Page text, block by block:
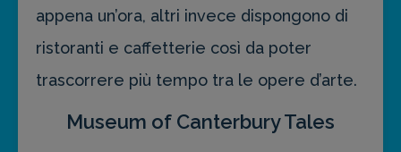
appena un’ora, altri invece dispongono di
ristoranti e caffetterie così da poter
trascorrere più tempo tra le opere d’arte.
Museum of Canterbury Tales